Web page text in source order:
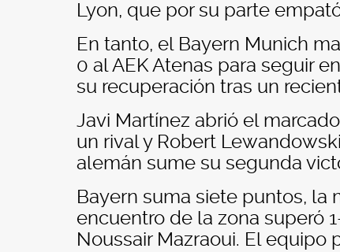
Lyon, que por su parte
En tanto, el Bayern Munich
0 al AEK Atenas para seguir
su recuperación tras un
Javi Martínez abrió el
un rival y Robert
alemán sume su segunda
Bayern suma siete puntos, la
encuentro de la zona superó
Noussair Mazraoui. El